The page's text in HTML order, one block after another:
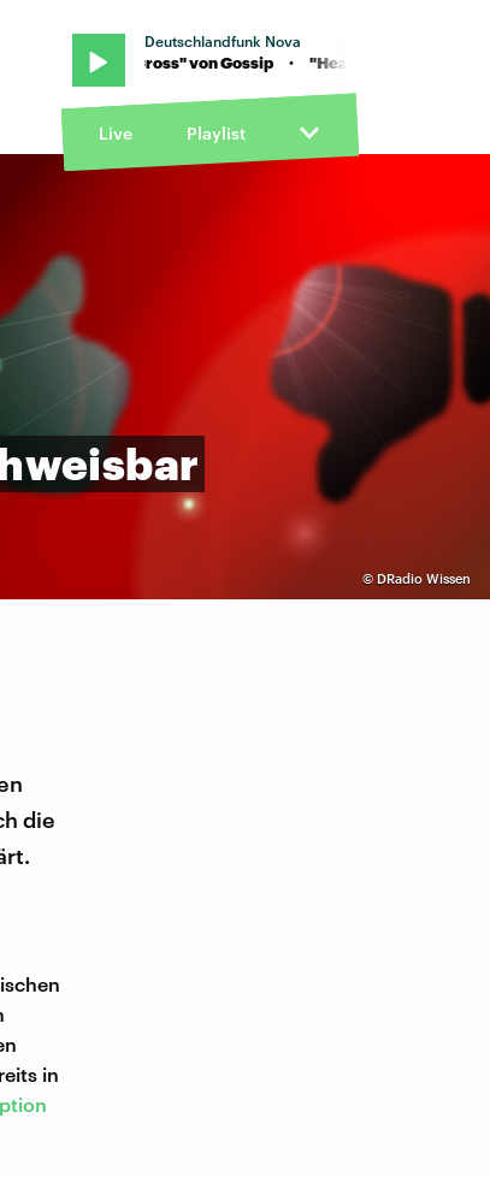
Deutschlandfunk Nova
Cross" von Gossip · "Heavy Cross" von Gossip
Live Playlist
© DRadio Wissen
die
in